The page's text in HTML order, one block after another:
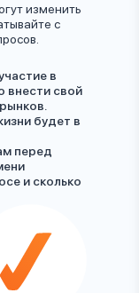
изменить
с
в
внести свой
будет в
перед
и сколько